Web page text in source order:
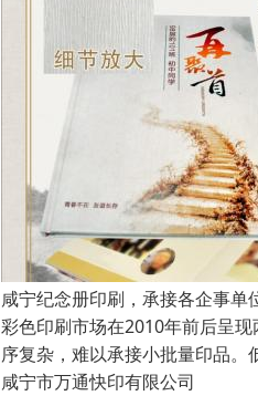
咸宁纪念册印刷，承接各企事单
彩色印刷市场在2010年前后呈
序复杂，难以承接小批量印品
咸宁市万通快印有限公司